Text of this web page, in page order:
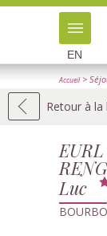
EN
Accueil>
Retour à la
Luc